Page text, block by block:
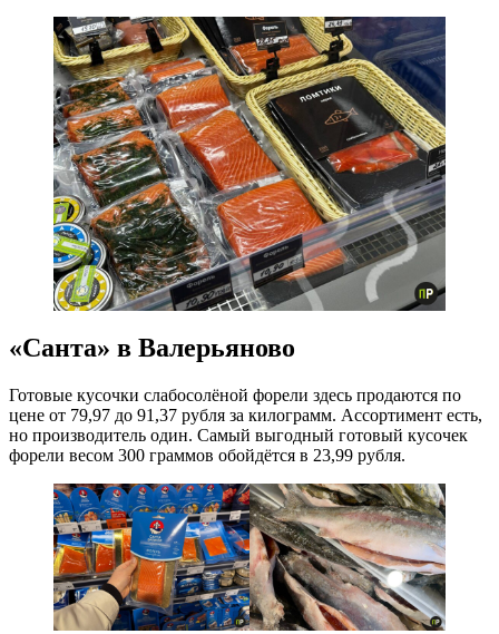
«Санта» в Валерьяново
Готовые кусочки слабосолёной форели здесь продаются по
цене от 79,97 до 91,37 рубля за килограмм. Ассортимент есть,
но производитель один. Самый выгодный готовый кусочек
форели весом 300 граммов обойдётся в 23,99 рубля.